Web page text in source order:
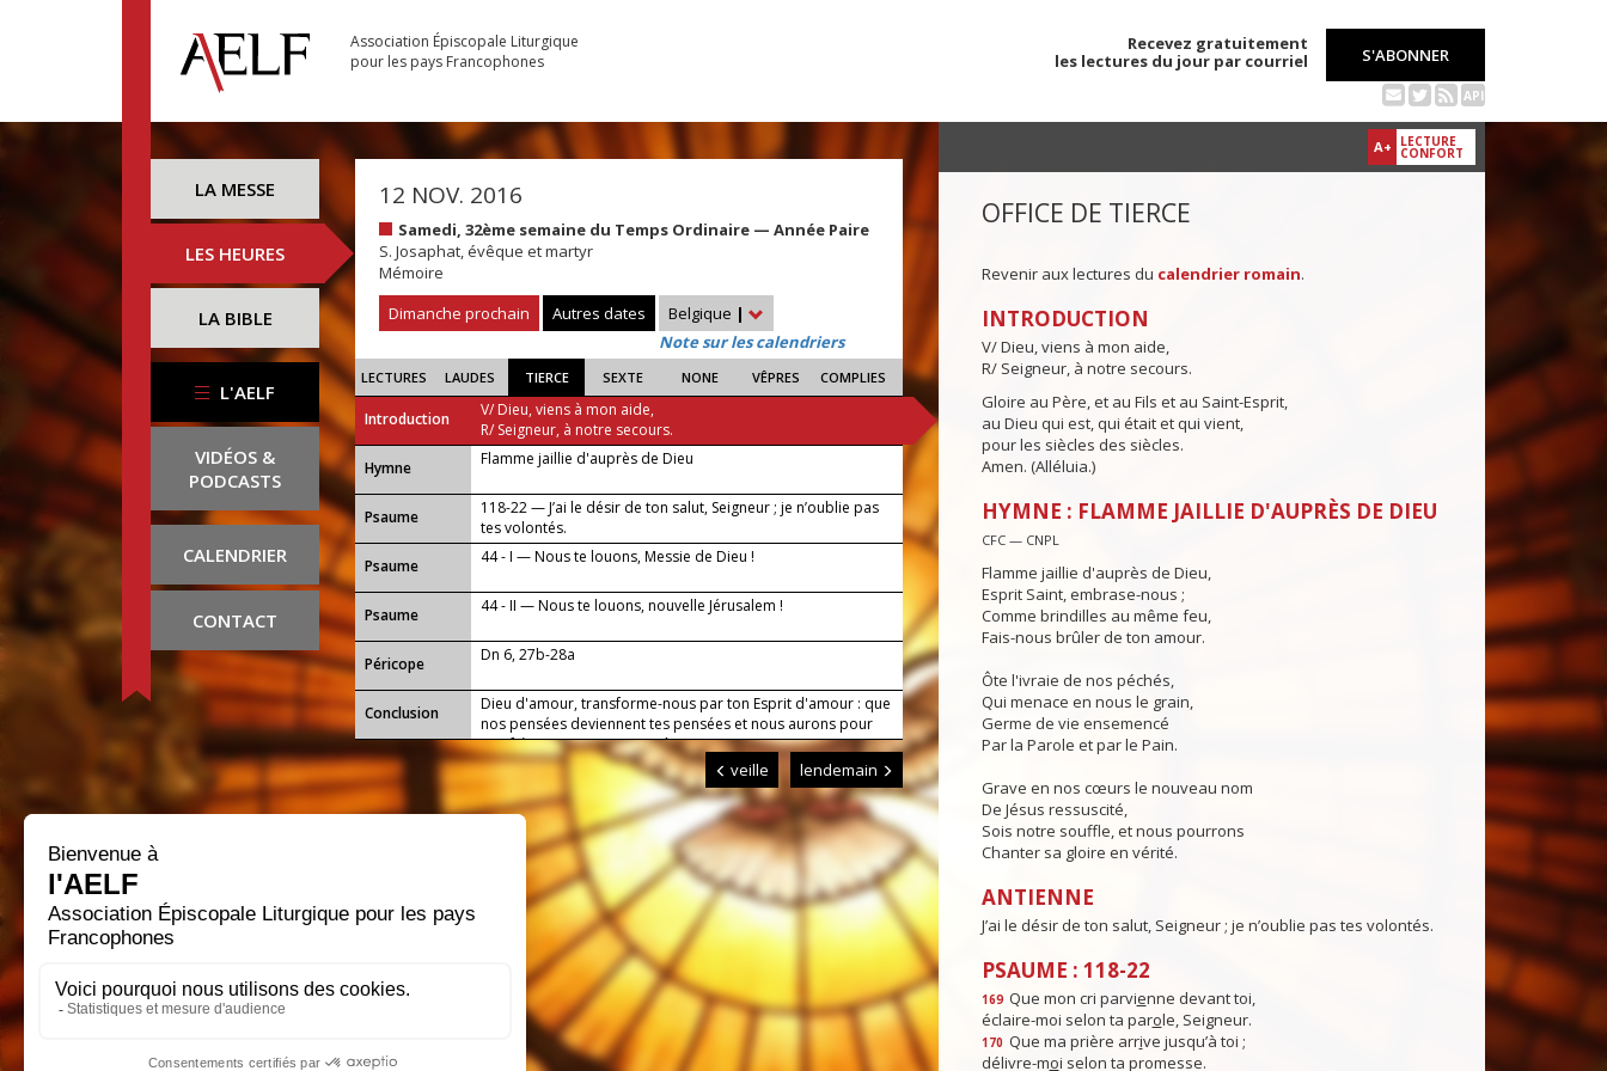
Association Épiscopale Liturgique
pour les pays Francophones
Recevez gratuitement
les lectures du jour par courriel
S'ABONNER
API
LA MESSE
LES HEURES
LA BIBLE
L'AELF
VIDÉOS &
PODCASTS
CALENDRIER
CONTACT
12 NOV. 2016
Samedi, 32ème semaine du Temps Ordinaire — Année Paire
S. Josaphat, évêque et martyr
Mémoire
Dimanche prochain
Autres dates Belgique |
Note sur les calendriers
LECTURES LAUDES TIERCE SEXTE NONE VÊPRES COMPLIES
Introduction
V/ Dieu, viens à mon aide,
R/ Seigneur, à notre secours.
...
Hymne Flamme jaillie d'auprès de Dieu
Psaume
118-22 — J’ai le désir de ton salut, Seigneur ; je n’oublie pas
tes volontés.
Psaume
44 - I — Nous te louons, Messie de Dieu !
Psaume 44 - II — Nous te louons, nouvelle Jérusalem !
Péricope Dn 6, 27b-28a
Conclusion
Dieu d'amour, transforme-nous par ton Esprit d'amour : que
nos pensées deviennent tes pensées et nous aurons pour
nos frères et pour toi un même amour.
veille lendemain
A+ LECTURE
CONFORT
OFFICE DE TIERCE
Revenir aux lectures du calendrier romain.
INTRODUCTION
V/ Dieu, viens à mon aide,
R/ Seigneur, à notre secours.
Gloire au Père, et au Fils et au Saint-Esprit,
au Dieu qui est, qui était et qui vient,
pour les siècles des siècles.
Amen. (Alléluia.)
HYMNE : FLAMME JAILLIE D'AUPRÈS DE DIEU
CFC — CNPL
Flamme jaillie d'auprès de Dieu,
Esprit Saint, embrase-nous ;
Comme brindilles au même feu,
Fais-nous brûler de ton amour.
Ôte l'ivraie de nos péchés,
Qui menace en nous le grain,
Germe de vie ensemencé
Par la Parole et par le Pain.
Grave en nos cœurs le nouveau nom
De Jésus ressuscité,
Sois notre souffle, et nous pourrons
Chanter sa gloire en vérité.
ANTIENNE
J’ai le désir de ton salut, Seigneur ; je n’oublie pas tes volontés.
PSAUME : 118-22
169 Que mon cri parvienne devant toi,
éclaire-moi selon ta parole, Seigneur.
170 Que ma prière arrive jusqu’à toi ;
délivre-moi selon ta promesse.